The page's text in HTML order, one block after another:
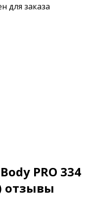
для заказа
PRO 334
отзывы